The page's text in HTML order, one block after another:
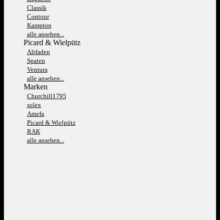
Classik
Contour
Kampton
alle ansehen...
Picard & Wielpütz
Altfaden
Spaten
Ventura
alle ansehen...
Marken
Churchill1795
solex
Amefa
Picard & Wielpütz
RAK
alle ansehen...